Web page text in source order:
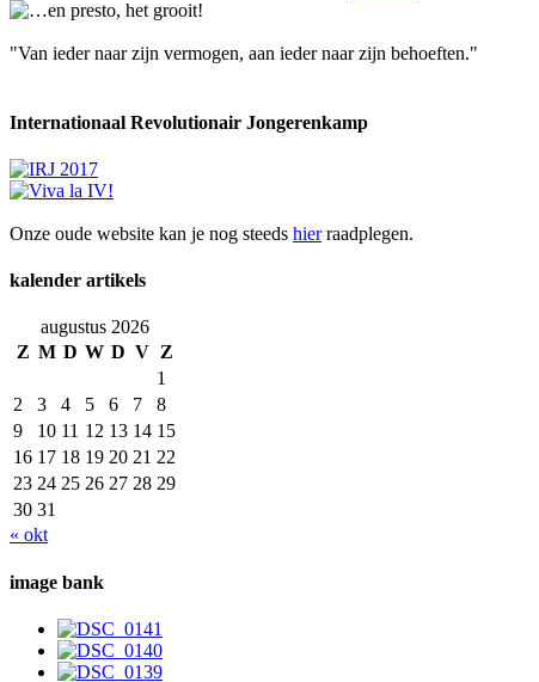
"Van ieder naar zijn vermogen, aan ieder naar zijn behoeften."
Internationaal Revolutionair Jongerenkamp
Onze oude website kan je nog steeds hierraadplegen.
kalender artikels
augustus 2026
Z M D W D V Z
1
2
3 4 5 6 7
8
9
10 11 12 13 14 15
16 17 18 19 20 21 22
23 24 25 26 27 28 29
30 31
« okt
image bank